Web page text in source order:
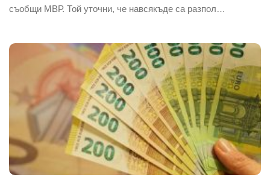
съобщи МВР. Той уточни, че навсякъде са разпол…